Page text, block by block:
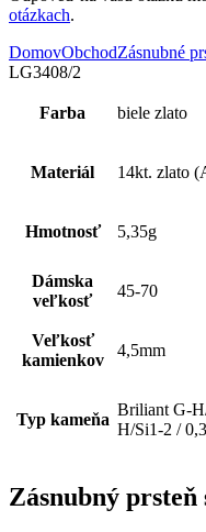
otázkach.
DomovObchodZásnubné
LG3408/2
Farba biele zlato
Materiál 14kt. zlato
Hmotnosť 5,35g
Dámska
veľkosť
45-70
Veľkosť
kamienkov
4,5mm
Typ kameňa
Briliant G-
H/Si1-2 /
Zásnubný